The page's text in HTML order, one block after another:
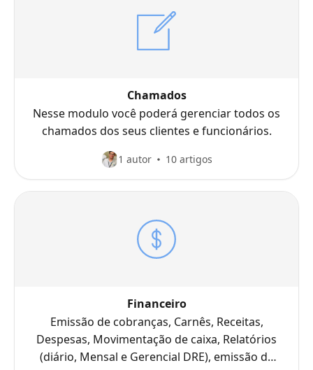
Chamados
Nesse modulo você poderá gerenciar todos os
chamados dos seus clientes e funcionários.
1 autor 10 artigos
Financeiro
Emissão de cobranças, Carnês, Receitas,
Despesas, Movimentação de caixa, Relatórios
(diário, Mensal e Gerencial DRE), emissão de